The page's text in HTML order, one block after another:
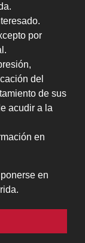
por
del
de sus
acudir a la
en
en